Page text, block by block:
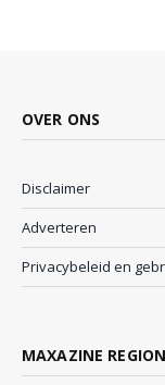
OVER ONS
Disclaimer
Adverteren
Privacybeleid en
MAXAZINE